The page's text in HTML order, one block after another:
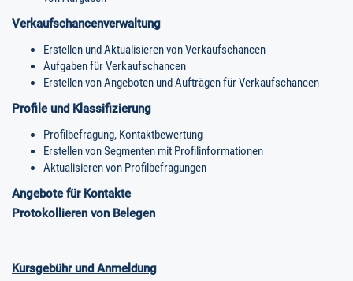
Verkaufschancenverwaltung
Erstellen und Aktualisieren von Verkaufschancen
Aufgaben für Verkaufschancen
Erstellen von Angeboten und Aufträgen für Verkaufschancen
Profile und Klassifizierung
Profilbefragung, Kontaktbewertung
Erstellen von Segmenten mit Profilinformationen
Aktualisieren von Profilbefragungen
Angebote für Kontakte
Protokollieren von Belegen
Kursgebühr und Anmeldung